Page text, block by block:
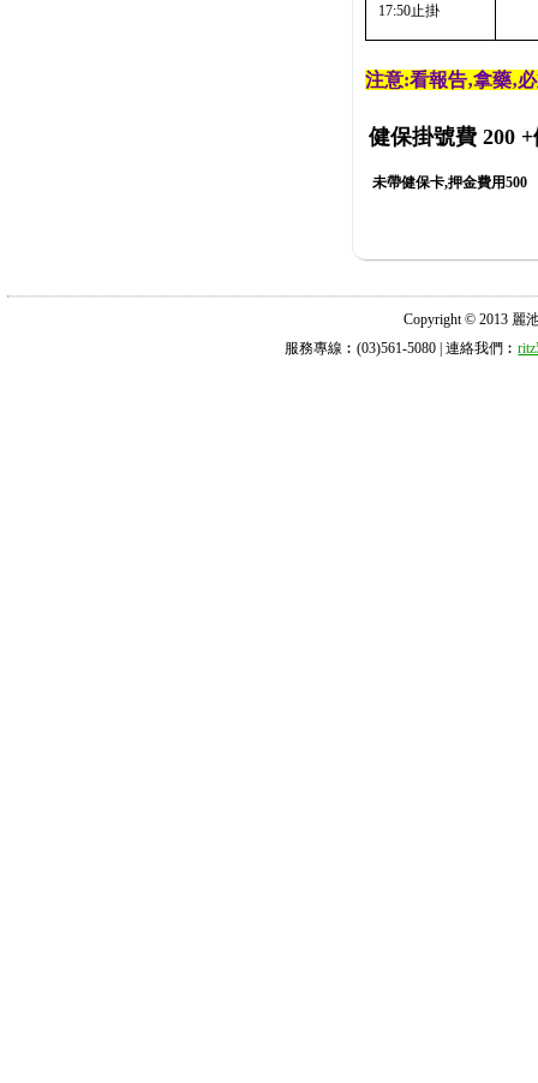
17:50止掛
注意:看報告‚拿藥‚
健保掛號費 200 +
未帶健保卡,押金費用500
Copyright © 2013 麗
服務專線︰(03)561-5080 | 連絡我們︰